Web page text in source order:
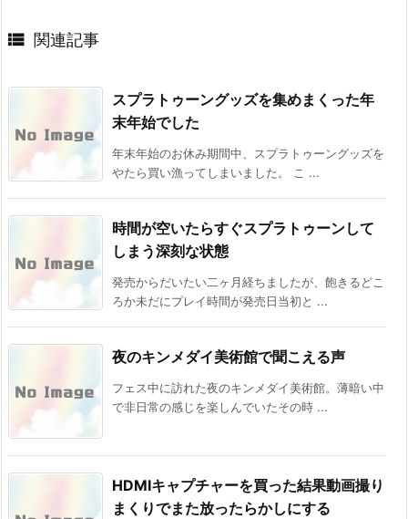
 関連記事
スプラトゥーングッズを集めまくった年
末年始でした
年末年始のお休み期間中、スプラトゥーングッズを
やたら買い漁ってしまいました。 こ ...
時間が空いたらすぐスプラトゥーンして
しまう深刻な状態
発売からだいたい二ヶ月経ちましたが、飽きるどこ
ろか未だにプレイ時間が発売日当初と ...
夜のキンメダイ美術館で聞こえる声
フェス中に訪れた夜のキンメダイ美術館。薄暗い中
で非日常の感じを楽しんでいたその時 ...
HDMIキャプチャーを買った結果動画撮り
まくりでまた放ったらかしにする